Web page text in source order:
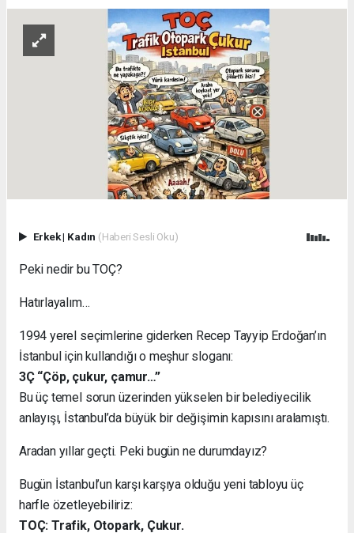
Erkek| Kadın (Haberi Sesli Oku)
Peki nedir bu TOÇ?
Hatırlayalım…
1994 yerel seçimlerine giderken Recep Tayyip Erdoğan’ın
İstanbul için kullandığı o meşhur sloganı:
3Ç “Çöp, çukur, çamur…”
Bu üç temel sorun üzerinden yükselen bir belediyecilik
anlayışı, İstanbul’da büyük bir değişimin kapısını aralamıştı.
Aradan yıllar geçti. Peki bugün ne durumdayız?
Bugün İstanbul’un karşı karşıya olduğu yeni tabloyu üç
harfle özetleyebiliriz:
TOÇ: Trafik, Otopark, Çukur.